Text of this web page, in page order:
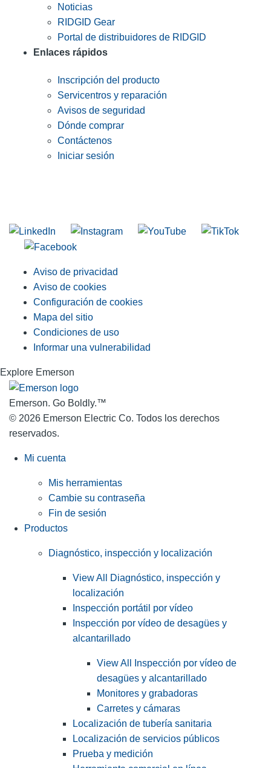
Noticias
RIDGID Gear
Portal de distribuidores de RIDGID
Enlaces rápidos
Inscripción del producto
Servicentros y reparación
Avisos de seguridad
Dónde comprar
Contáctenos
Iniciar sesión
Aviso de privacidad
Aviso de cookies
Configuración de cookies
Mapa del sitio
Condiciones de uso
Informar una vulnerabilidad
Explore Emerson
Emerson. Go Boldly.™
© 2026 Emerson Electric Co. Todos los derechos
reservados.
Mi cuenta
Mis herramientas
Cambie su contraseña
Fin de sesión
Productos
Diagnóstico, inspección y localización
View All Diagnóstico, inspección y
localización
Inspección portátil por vídeo
Inspección por vídeo de desagües y
alcantarillado
View All Inspección por vídeo de
desagües y alcantarillado
Monitores y grabadoras
Carretes y cámaras
Localización de tubería sanitaria
Localización de servicios públicos
Prueba y medición